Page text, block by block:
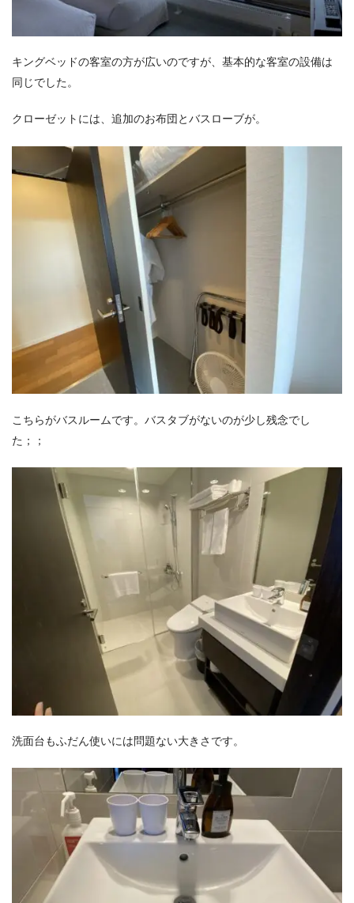
キングベッドの客室の方が広いのですが、基本的な客室の設備は
同じでした。
クローゼットには、追加のお布団とバスローブが。
こちらがバスルームです。バスタブがないのが少し残念でし
た；；
洗面台もふだん使いには問題ない大きさです。